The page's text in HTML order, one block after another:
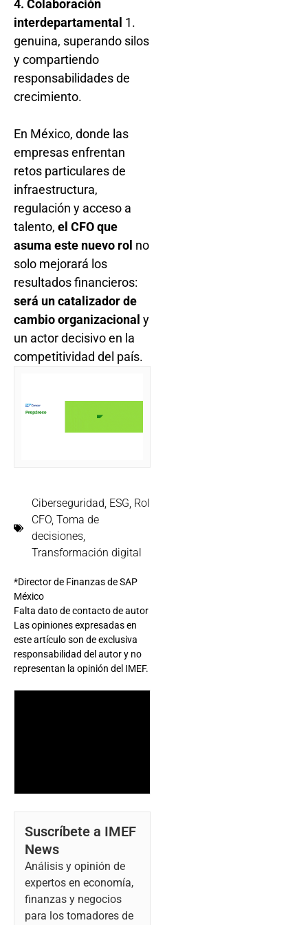
4. Colaboración
interdepartamental 1.
genuina, superando silos
y compartiendo
responsabilidades de
crecimiento.
En México, donde las
empresas enfrentan
retos particulares de
infraestructura,
regulación y acceso a
talento, el CFO que
asuma este nuevo rol no
solo mejorará los
resultados financieros:
será un catalizador de
cambio organizacional y
un actor decisivo en la
competitividad del país.
Ciberseguridad, ESG, Rol
CFO, Toma de
decisiones,
Transformación digital
*Director de Finanzas de SAP
México
Falta dato de contacto de autor
Las opiniones expresadas en
este artículo son de exclusiva
responsabilidad del autor y no
representan la opinión del IMEF.
Suscríbete a IMEF
News
Análisis y opinión de
expertos en economía,
finanzas y negocios
para los tomadores de